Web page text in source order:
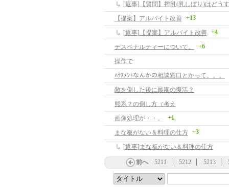
[返事]【質問】搾乳(乳しぼり)はどう
【提案】アルバイト改善
+13
[返事]【提案】アルバイト改善 +4
デスペナルティーについて。 +6
操作で
ﾊﾗｽﾒﾝﾄなんかの相談窓口とかって。。。
敵を倒した後に最期の復活？
熊系？の倒し方（考え
画像処理が・・。
+1
まな板がない＆料理の仕方 +3
[返事]まな板がない＆料理の仕方
前へ 5211 5212 5213